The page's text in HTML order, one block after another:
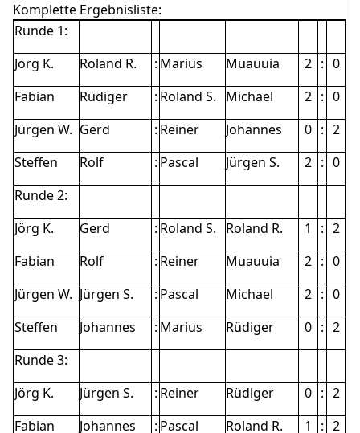
Komplette Ergebnisliste:
Runde 1:
Jörg K.
Roland R. : Marius Muauuia 2 : 0
Fabian
Rüdiger : Roland S. Michael 2 : 0
Jürgen W. Gerd : Reiner Johannes 0 : 2
Steffen
Rolf : Pascal Jürgen S. 2 : 0
Runde 2:
Jörg K.
Gerd : Roland S. Roland R. 1 : 2
Fabian
Rolf : Reiner Muauuia 2 : 0
Jürgen W. Jürgen S. : Pascal Michael 2 : 0
Steffen
Johannes : Marius Rüdiger 0 : 2
Runde 3:
Jörg K.
Jürgen S. : Reiner Rüdiger 0 : 2
Fabian
Johannes : Pascal Roland R. 1 : 2